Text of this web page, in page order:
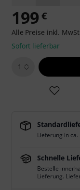
199 €
Alle Preise inkl.
Sofort lieferbar
1
Lieferung in
Schnelle
Bestelle
Lieferung.